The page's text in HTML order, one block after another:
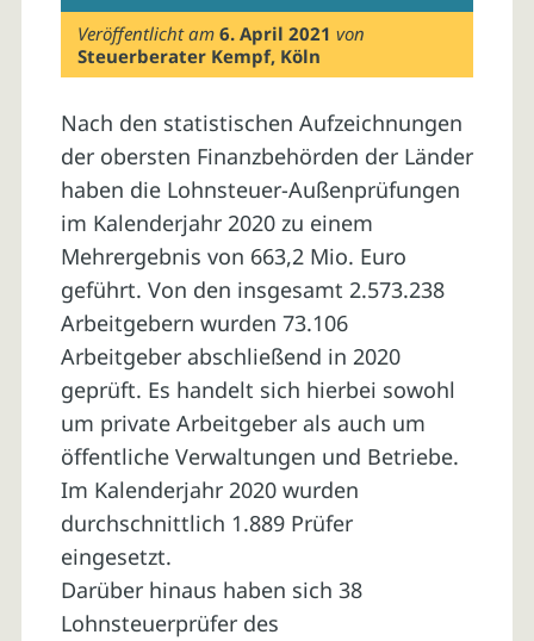
Veröffentlicht am6. April 2021 von
Steuerberater Kempf, Köln
Nach den statistischen Aufzeichnungen
der obersten Finanzbehörden der Länder
haben die Lohnsteuer-Außenprüfungen
im Kalenderjahr 2020 zu einem
Mehrergebnis von 663,2 Mio. Euro
geführt. Von den insgesamt 2.573.238
Arbeitgebern wurden 73.106
Arbeitgeber abschließend in 2020
geprüft. Es handelt sich hierbei sowohl
um private Arbeitgeber als auch um
öffentliche Verwaltungen und Betriebe.
Im Kalenderjahr 2020 wurden
durchschnittlich 1.889 Prüfer
eingesetzt.
Darüber hinaus haben sich 38
Lohnsteuerprüfer des